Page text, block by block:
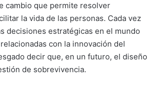
cambio que permite resolver
la vida de las personas. Cada vez
decisiones estratégicas en el mundo
con la innovación del
decir que, en un futuro, el diseño
de sobrevivencia.